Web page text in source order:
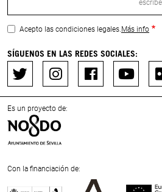
Acepto las condiciones legales. Más info
SÍGUENOS EN LAS REDES SOCIALES:
Es un proyecto de:
Con la financiación de: